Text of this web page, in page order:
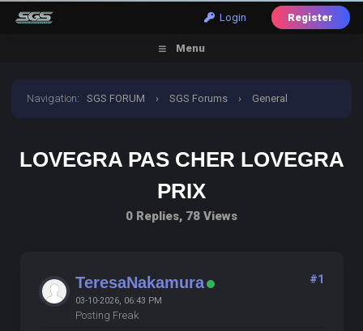
Login Register
Menu
Navigation:SGS FORUM › SGS Forums › General
LOVEGRA PAS CHER LOVEGRA
PRIX
0 Replies, 78 Views
TeresaNakamura
03-10-2026, 06:43 PM
Posting Freak
#1